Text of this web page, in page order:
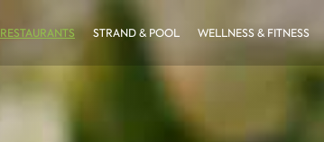
RESTAURANTS STRAND & POOL WELLNESS & FITNESS